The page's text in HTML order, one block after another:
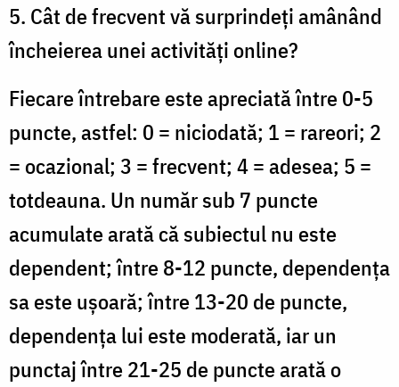
5. Cât de frecvent vă surprindeţi amânând
încheierea unei activități online?
Fiecare întrebare este apreciată între 0-5
puncte, astfel: 0 = niciodată; 1 = rareori; 2
= ocazional; 3 = frecvent; 4 = adesea; 5 =
totdeauna. Un număr sub 7 puncte
acumulate arată că subiectul nu este
dependent; între 8-12 puncte, dependența
sa este ușoară; între 13-20 de puncte,
dependența lui este moderată, iar un
punctaj între 21-25 de puncte arată o